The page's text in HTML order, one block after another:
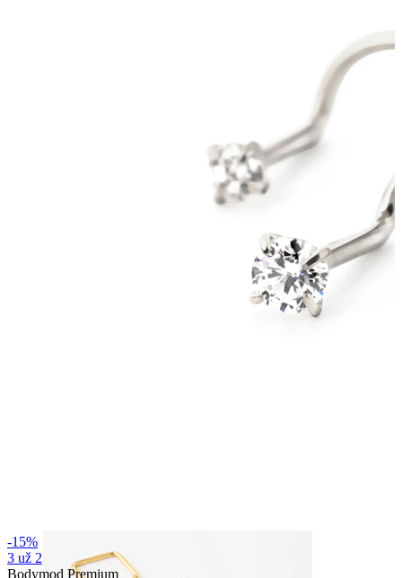
-15%
3 už 2
Bodymod Premium